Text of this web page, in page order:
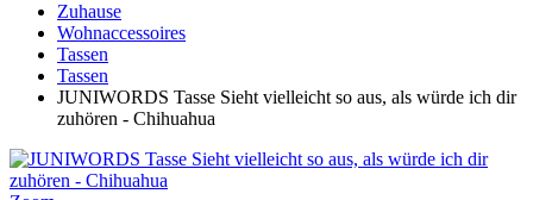
Zuhause
Wohnaccessoires
Tassen
Tassen
JUNIWORDS Tasse Sieht vielleicht so aus, als würde ich dir
zuhören - Chihuahua